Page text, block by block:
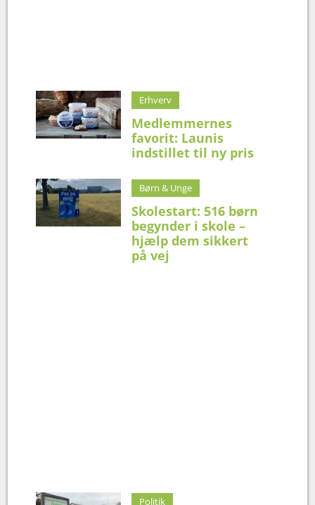
Erhverv
Medlemmernes
favorit: Launis
indstillet til ny pris
Børn & Unge
Skolestart: 516 børn
begynder i skole –
hjælp dem sikkert
på vej
Politik